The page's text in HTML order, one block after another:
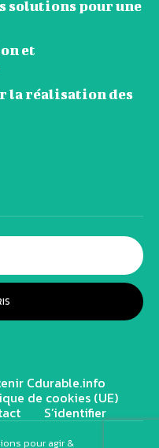
solutions pour une
et
la réalisation des
Cdurable.info
de cookies (UE)
S’identifier
pour agir &